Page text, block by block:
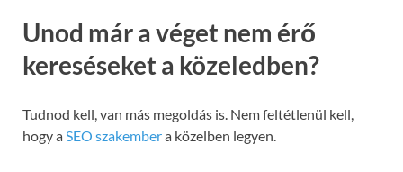
Unod már a véget nem érő
kereséseket a közeledben?
Tudnod kell, van más megoldás is. Nem feltétlenül kell,
hogy aSEO szakembera közelben legyen.